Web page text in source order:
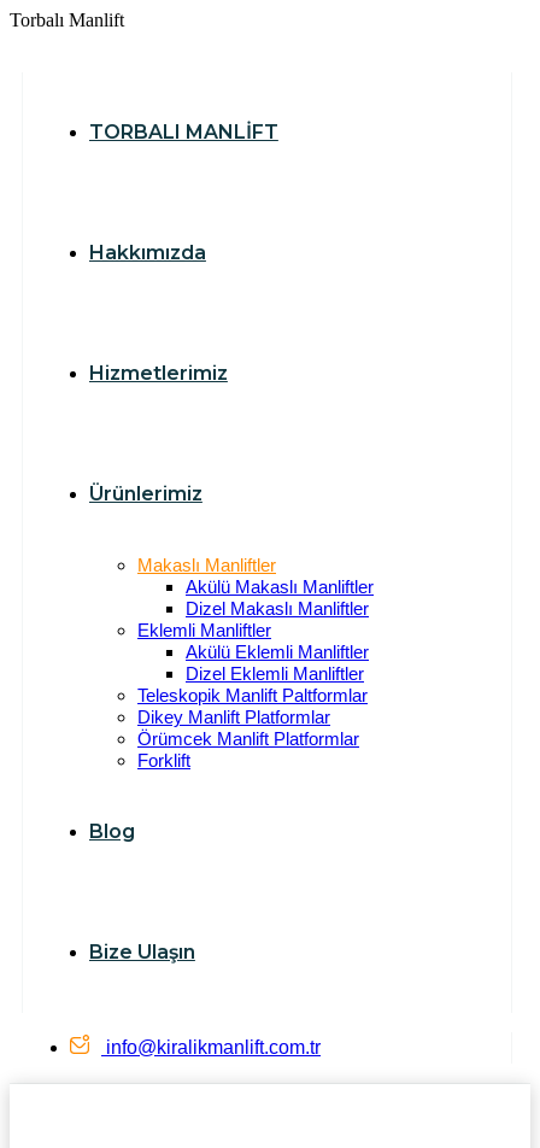
Torbalı Manlift
TORBALI MANLİFT
Hakkımızda
Hizmetlerimiz
Ürünlerimiz
Makaslı Manliftler
Akülü Makaslı Manliftler
Dizel Makaslı Manliftler
Eklemli Manliftler
Akülü Eklemli Manliftler
Dizel Eklemli Manliftler
Teleskopik Manlift Paltformlar
Dikey Manlift Platformlar
Örümcek Manlift Platformlar
Forklift
Blog
Bize Ulaşın
info@kiralikmanlift.com.tr